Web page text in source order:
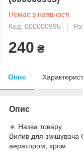
Немає в наявності
Код: 000000995
240 ₴
Опис
Опис
🔹 Назва товару
Вилив для
аератором, хром